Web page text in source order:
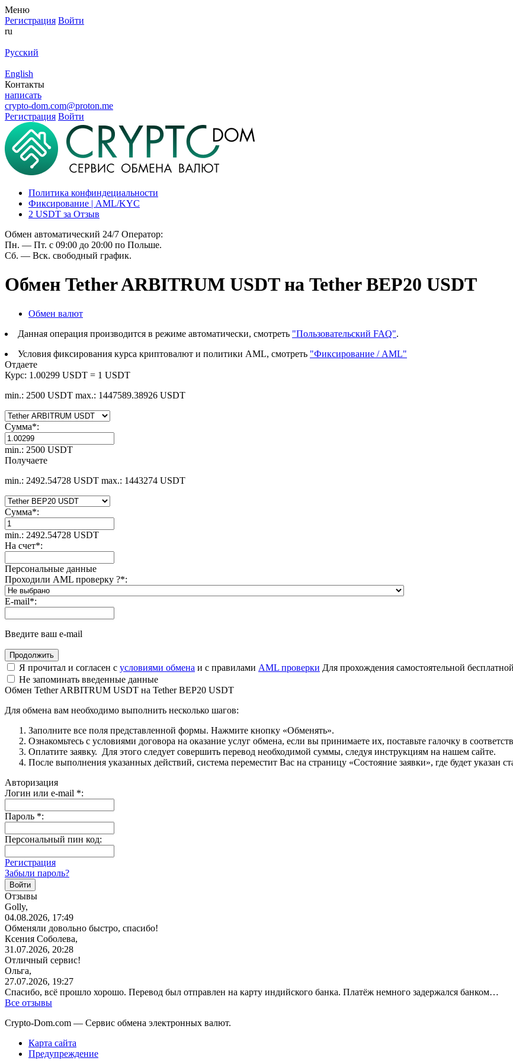
Меню
Регистрация Войти
ru
Русский
English
Контакты
написать
crypto-dom.com@proton.me
Регистрация Войти
Политика конфиндециальности
Фиксирование | AML/KYC
2 USDT за Отзыв
Обмен автоматический 24/7 Оператор:
Пн. — Пт. с 09:00 до 20:00 по Польше.
Сб. — Вск. свободный график.
Обмен Tether ARBITRUM USDT на Tether BEP20 USDT
Обмен валют
Данная операция производится в режиме автоматически, смотреть "Пользовательский FAQ".
Условия фиксирования курса криптовалют и политики AML, смотреть "Фиксирование / AML"
Отдаете
Курс: 1.00299 USDT = 1 USDT
min.: 2500 USDT max.: 1447589.38926 USDT
Сумма*:
min.: 2500 USDT
Получаете
min.: 2492.54728 USDT max.: 1443274 USDT
Сумма*:
min.: 2492.54728 USDT
На счет*:
Персональные данные
Проходили AML проверку ?*:
E-mail*:
Введите ваш e-mail
Я прочитал и согласен с условиями обмена и с правилами AML проверки Для прохождения самостоятельной бесплатной
Не запоминать введенные данные
Обмен Tether ARBITRUM USDT на Tether BEP20 USDT
Для обмена вам необходимо выполнить несколько шагов:
Заполните все поля представленной формы. Нажмите кнопку «Обменять».
Ознакомьтесь с условиями договора на оказание услуг обмена, если вы принимаете их, поставьте галочку в
Оплатите заявку. Для этого следует совершить перевод необходимой суммы, следуя инструкциям на нашем сайте.
После выполнения указанных действий, система переместит Вас на страницу «Состояние заявки», где будет указан
Авторизация
Логин или e-mail *:
Пароль *:
Персональный пин код:
Регистрация
Забыли пароль?
Отзывы
Golly,
04.08.2026, 17:49
Обменяли довольно быстро, спасибо!
Ксения Соболева,
31.07.2026, 20:28
Отличный сервис!
Ольга,
27.07.2026, 19:27
Спасибо, всё прошло хорошо. Перевод был отправлен на карту индийского банка. Платёж немного задержался банком…
Все отзывы
Crypto-Dom.com — Сервис обмена электронных валют.
Карта сайта
Предупреждение